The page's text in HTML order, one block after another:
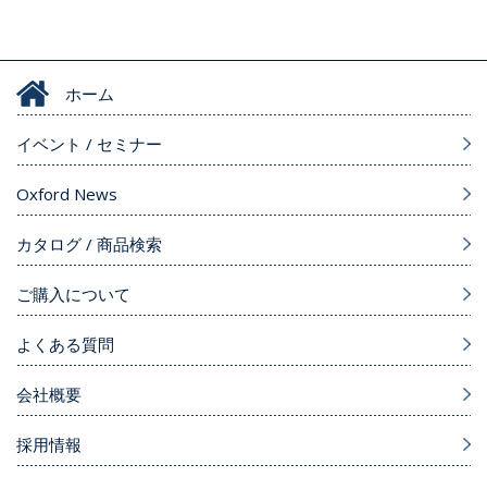
ホーム
イベント / セミナー
Oxford News
カタログ / 商品検索
ご購入について
よくある質問
会社概要
採用情報